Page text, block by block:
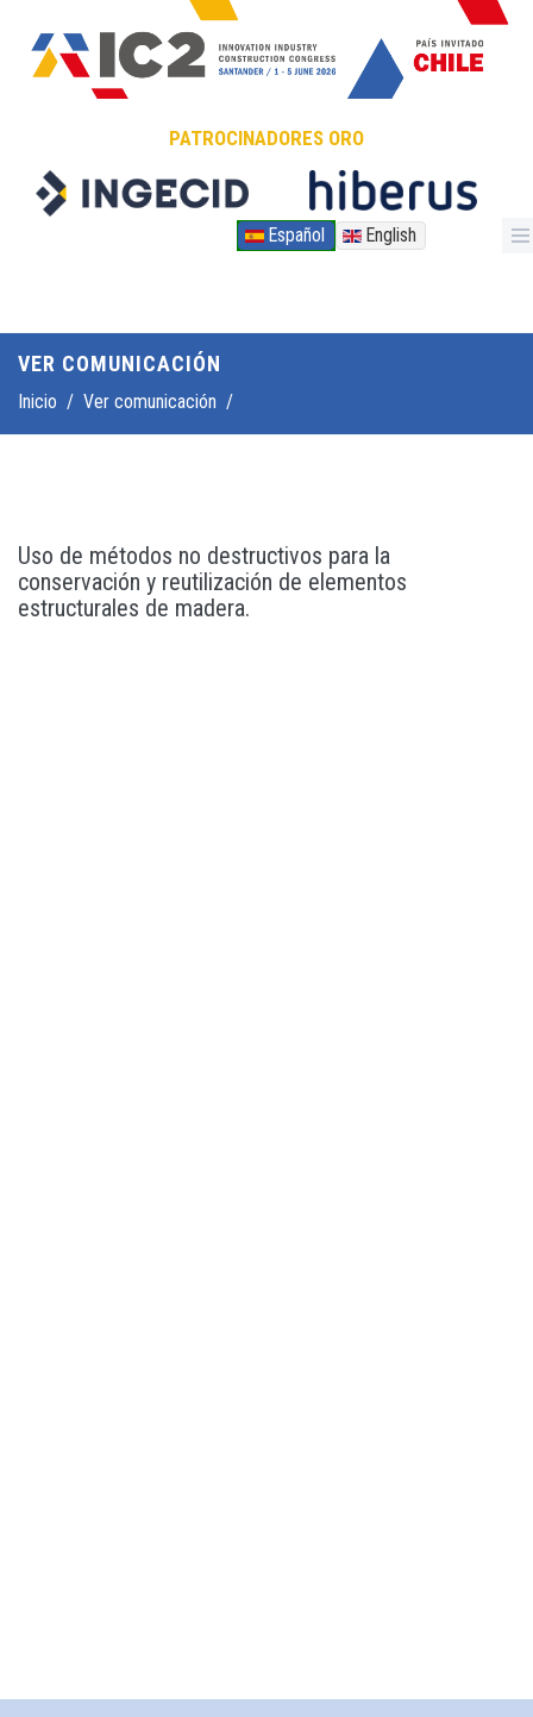
Pasar al contenido principal
PATROCINADORES ORO
Español English
VER COMUNICACIÓN
Inicio / Ver comunicación /
Uso de métodos no destructivos para la
conservación y reutilización de elementos
estructurales de madera.